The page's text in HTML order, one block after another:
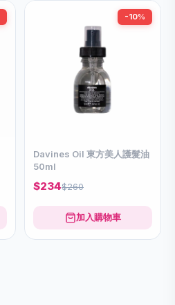
-10%
Davines Oil 東方美人護髮油
50ml
$234$260
加入購物車